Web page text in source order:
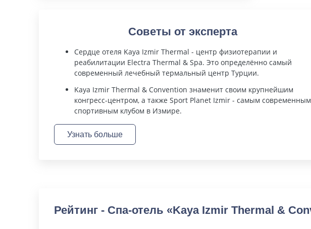
Советы от эксперта
Сердце отеля Kaya Izmir Thermal - центр физиотерапии и
реабилитации Electra Thermal & Spa. Это определённо самый
современный лечебный термальный центр Турции.
Kaya Izmir Thermal & Convention знаменит своим крупнейшим
конгресс-центром, а также Sport Planet Izmir - самым современным
спортивным клубом в Измире.
Узнать больше
Рейтинг - Спа-отель «Kaya Izmir Thermal &